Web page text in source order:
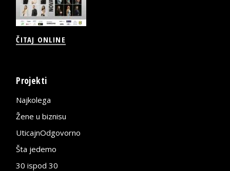
ČITAJ ONLINE
Projekti
Najkolega
Žene u biznisu
UticajnOdgovorno
Šta jedemo
30 ispod 30